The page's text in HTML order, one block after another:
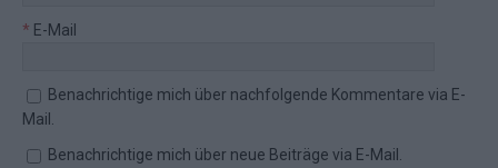
* E-Mail
Benachrichtige mich über nachfolgende Kommentare via E-
Mail.
Benachrichtige mich über neue Beiträge via E-Mail.